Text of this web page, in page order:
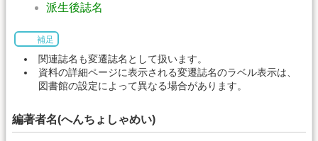
派生後誌名
補足
関連誌名も変遷誌名として扱います。
資料の詳細ページに表示される変遷誌名のラベル表示は、
図書館の設定によって異なる場合があります。
編著者名(へんちょしゃめい)